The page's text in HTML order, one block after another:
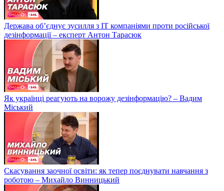
Держава об’єднує зусилля з ІТ компаніями проти російської
дезінформації – експерт Антон Тарасюк
Як українці реагують на ворожу дезінформацію? – Вадим
Міський
Скасування заочної освіти: як тепер поєднувати навчання з
роботою – Михайло Винницький